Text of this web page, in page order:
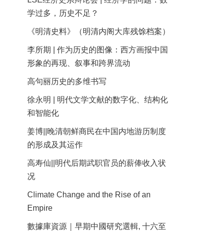
学过多，历史不足？
《明清史料》（明清内阁大库残馀档案）
李所期 | 作为历史的图像：西方画报中国
形象的再现、叙事和跨界流动
高句丽历史的多维书写
徐永明 | 明代文学文献的数字化、结构化
和智能化
姜博||晚清朝鲜商民在中国内地游历制度
的形成及其运作
高寿仙||明代后期武职官员的薪俸收入状
况
Climate Change and the Rise of an
Empire
數據庫資源｜早期中國研究選輯, 十六至